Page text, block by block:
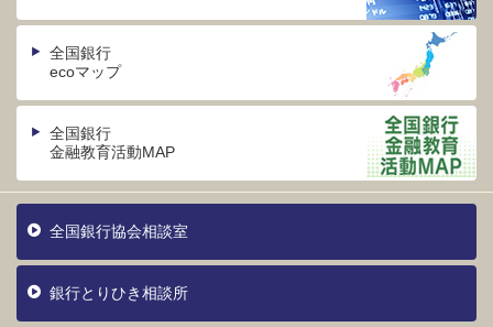
全国銀行
ecoマップ
全国銀行
金融教育活動MAP
全国銀行協会相談室
銀行とりひき相談所